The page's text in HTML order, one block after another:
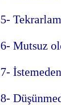
5-
6- Mutsuz
7-
8-